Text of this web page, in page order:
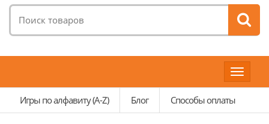
товаров:
Toggle
Игры по алфавиту (A-Z)
Блог Способы оплаты